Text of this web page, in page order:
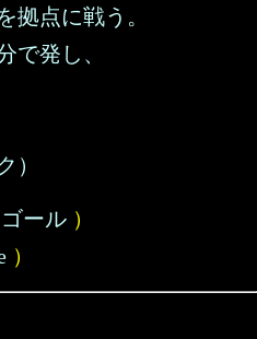
拠点に戦う。
で発し、
）
ール ）
）